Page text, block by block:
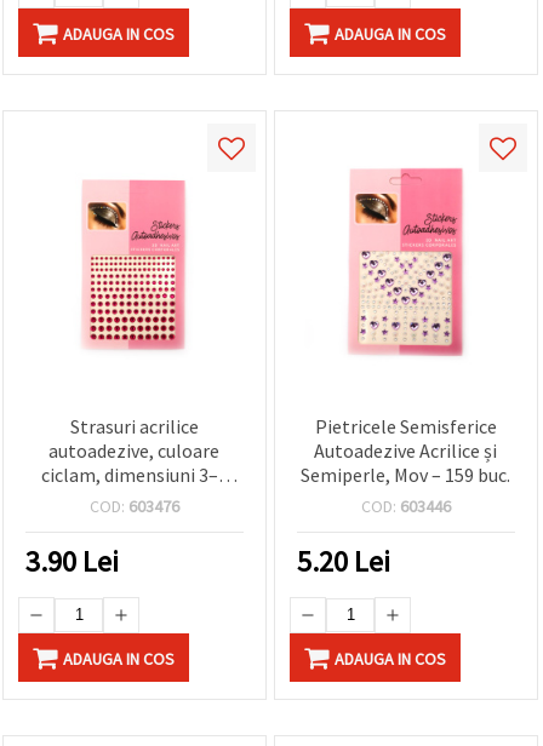
ADAUGA IN COS ADAUGA IN COS
Strasuri acrilice
autoadezive, culoare
ciclam, dimensiuni 3–6
mm – set 165 bucăți
COD: 603476
3.90 Lei
ADAUGA IN COS
Pietricele Semisferice
Autoadezive Acrilice și
Semiperle, Mov – 159 buc.
COD: 603446
5.20 Lei
ADAUGA IN COS